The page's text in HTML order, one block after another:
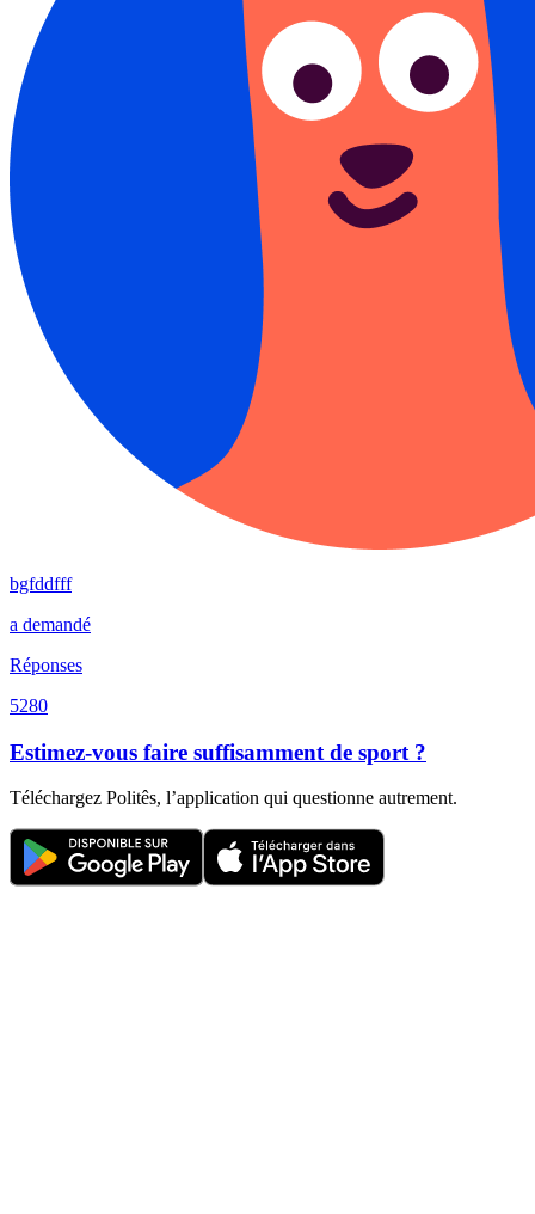
bgfddfff
a demandé
Réponses
5280
Estimez-vous faire suffisamment de sport ?
Téléchargez Politês, l’application qui questionne autrement.